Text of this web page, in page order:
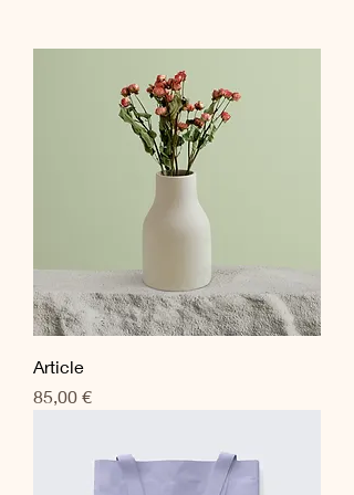
Article
Prix
85,00 €